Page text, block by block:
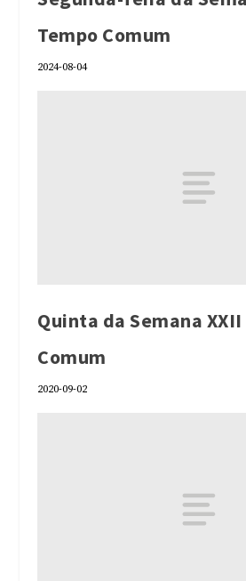
Tempo Comum
2024-08-04
Quinta da Semana
Comum
2020-09-02